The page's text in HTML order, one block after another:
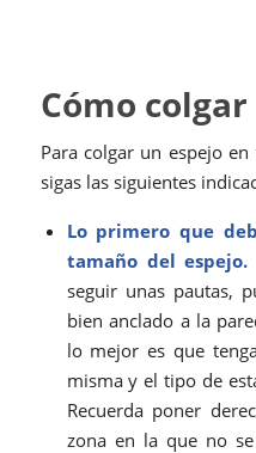
Cómo
Para colgar un espejo
sigas las siguientes
Lo primero que
tamaño del espejo.
seguir unas pautas,
bien anclado a la
lo mejor es que
misma y el tipo de
Recuerda poner
zona en la que no